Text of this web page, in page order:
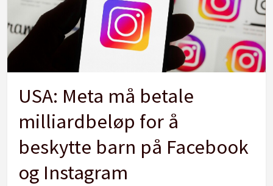
USA: Meta må betale
milliardbeløp for å
beskytte barn på Facebook
og Instagram